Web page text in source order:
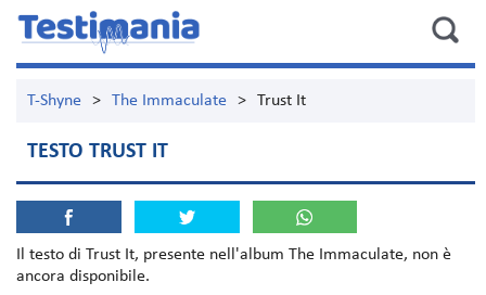
T-Shyne > The Immaculate > Trust It
TESTO TRUST IT
Il testo di Trust It, presente nell'album The Immaculate, non è
ancora disponibile.